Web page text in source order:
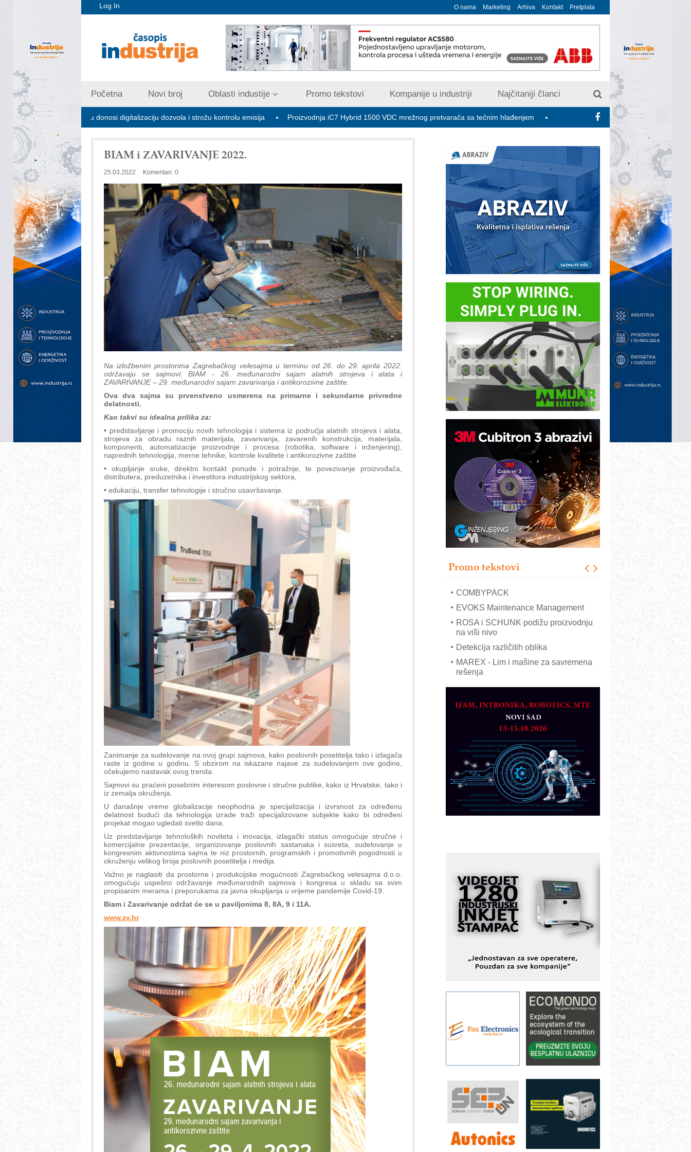
Log In O nama Marketing Arhiva Kontakt Pretplata
Početna Novi broj Oblasti industije Promo tekstovi Kompanije u industriji Najčitaniji članci
zagađivanju donosi digitalizaciju dozvola i strožu kontrolu emisija Proizvodnja iC7 Hybrid 1500 VDC mrežnog pretvarača sa tečnim hlađenjem Minimalac 2027: Sindikati traže veće povećanje
BIAM i ZAVARIVANJE 2022.
25.03.2022 Komentari: 0
Na izložbenim prostorima Zagrebačkog velesajma u terminu od 26. do 29. aprila 2022.
održavaju se sajmovi: BIAM - 26. međunarodni sajam alatnih strojeva i alata i
ZAVARIVANJE – 29. međunarodni sajam zavarivanja i antikorozivne zaštite.
Ova dva sajma su prvenstveno usmerena na primarne i sekundarne privredne
delatnosti.
Kao takvi su idealna prilika za:
• predstavljanje i promociju novih tehnologija i sistema iz područja alatnih strojeva i alata,
strojeva za obradu raznih materijala, zavarivanja, zavarenih konstrukcija, materijala,
komponenti, automatizacije proizvodnje i procesa (robotika, software i inženjering),
naprednih tehnologija, merne tehnike, kontrole kvalitete i antikorozivne zaštite
• okupljanje sruke, direktni kontakt ponude i potražnje, te povezivanje proizvođača,
distributera, preduzetnika i investitora industrijskog sektora,
• edukaciju, transfer tehnologije i stručno usavršavanje.
Zanimanje za sudelovanje na ovoj grupi sajmova, kako poslovnih posetitelja tako i izlagača
raste iz godine u godinu. S obzirom na iskazane najave za sudelovanjem ove godine,
očekujemo nastavak ovog trenda.
Sajmovi su praćeni posebnim interesom poslovne i stručne publike, kako iz Hrvatske, tako i
iz zemalja okruženja.
U današnje vreme globalizacije neophodna je specijalizacija i izvrsnost za određenu
delatnost budući da tehnologija izrade traži specijalizovane subjekte kako bi određeni
projekat mogao ugledati svetlo dana.
Uz predstavljanje tehnoloških noviteta i inovacija, izlagački status omogućuje stručne i
komercijalne prezentacije, organizovanje poslovnih sastanaka i susreta, sudelovanje u
kongresnim aktivnostima sajma te niz prostornih, programskih i promotivnih pogodnosti u
okruženju velikog broja poslovnih posetitelja i medija.
Važno je naglasiti da prostorne i produkcijske mogućnosti Zagrebačkog velesajma d.o.o.
omogućuju uspešno održavanje međunarodnih sajmova i kongresa u skladu sa svim
propisanim merama i preporukama za javna okupljanja u vrijeme pandemije Covid-19.
Biam i Zavarivanje održat će se u paviljonima 8, 8A, 9 i 11A.
www.zv.hr
Promo tekstovi
Bezbednost na prvom mestu!
IB BLUMENAUER - više od 40 godina
poverenja u industriji
RMQ-TITAN ADVANCED INDICATOR
– Pametna signalizacija za efikasnije
upravljanje mašinama
Sigurnije ispitivanje transformatora u
solarnim elektranama i vetroparkovima
Pranje točkova na gradilištu- standard
modernog i odgovornog građenja
mrežnog pretvarača sa tečnim
COMBYPACK
EVOKS Maintenance Management
ROSA i SCHUNK podižu proizvodnju
na viši nivo
Detekcija različitih oblika
MAREX - Lim i mašine za savremena
rešenja
Marcom-plast d.o.o.- vaš pouzdan
CTO - Prilagodite svoju toplinsku
PLC AKYTEC
AUKOM: Svetski standard metrologije
dostupan u Srbiji
MOTOMAN – NEXT-Robotika vođena
veštačkom inteligencijom
I.SAFE MOBILE revolucioniše
savremene industrijske i logističke
objekte
Alba d.o.o. – 35 godina preciznosti u
metrologiji i pametnim dozirnim
rešenjima
IBeRTIM - oprema za ispitivanje
STAUFF – Komponente koje
povećavaju pouzdanost hidrauličkih
YAMADA pumpe – japanska
pouzdanost u transferu fluida
Filtration Group Industrial – Napredna
rešenja za filtraciju u hidrauličkim i
procesnim sistemima
RILINEX kompanije Rittal
automatizaciju
Efikasno upravljanje energijom
Automatizacija pakovanja · Display
Potpuna efikasnost bez složenih
sistema